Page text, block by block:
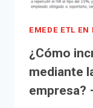
EMEDE ETL EN
¿Cómo
mediante
empresa?